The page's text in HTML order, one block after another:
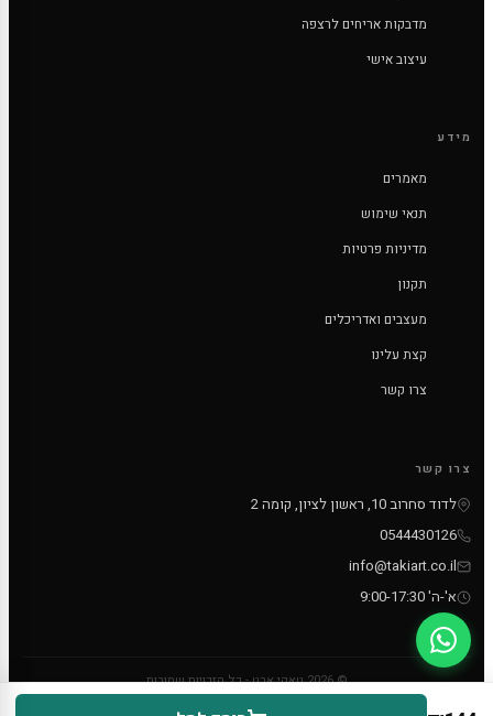
מדבקות אריחים לרצפה
עיצוב אישי
מידע
מאמרים
תנאי שימוש
מדיניות פרטיות
תקנון
מעצבים ואדריכלים
קצת עלינו
צרו קשר
צרו קשר
לדוד סחרוב 10, ראשון לציון, קומה 2
0544430126
info@takiart.co.il
א'-ה' 9:00-17:30
© 2026 טאקי ארט - כל הזכויות שמורות